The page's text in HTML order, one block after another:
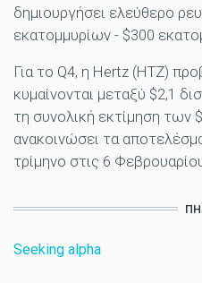
δημιουργήσει ελεύθερο
εκατομμυρίων - $300
Για το Q4, η Hertz (HTZ)
κυμαίνονται μεταξύ $2,1
τη συνολική εκτίμηση των
ανακοινώσει τα
τρίμηνο στις 6
Seeking alpha